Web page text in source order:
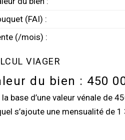
(FAI) :
(/mois) :
VIAGER
du bien : 450
la base d’une valeur vénale de
s’ajoute une mensualité de 1